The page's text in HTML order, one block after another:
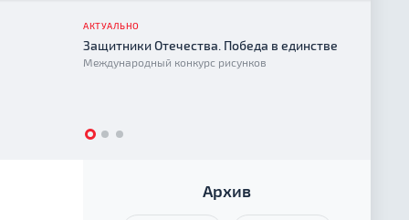
АКТУАЛЬНО
Защитники Отечества. Победа в единстве
Международный конкурс рисунков
Архив